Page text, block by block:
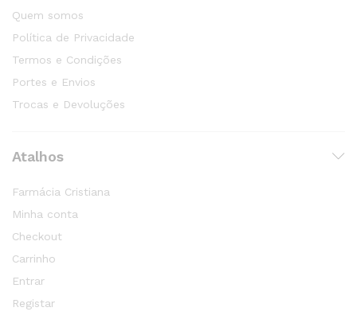
Quem somos
Política de Privacidade
Termos e Condições
Portes e Envios
Trocas e Devoluções
Atalhos
Farmácia Cristiana
Minha conta
Checkout
Carrinho
Entrar
Registar